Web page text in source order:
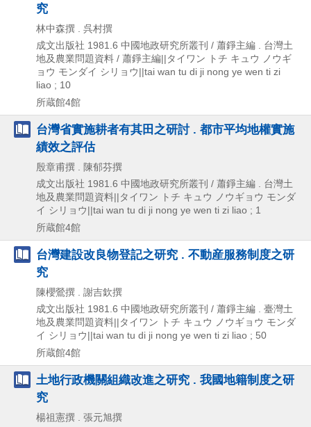
究
林中森撰 . 呉村撰
成文出版社 1981.6 中國地政研究所叢刊 / 蕭錚主編 . 台灣土
地及農業問題資料 / 蕭錚主編||タイワン トチ キュウ ノウギ
ョウ モンダイ シリョウ||tai wan tu di ji nong ye wen ti zi
liao ; 10
所蔵館4館
台灣省實施耕者有其田之研討 . 都市平均地權實施
績效之評估
殷章甫撰 . 陳郁芬撰
成文出版社 1981.6 中國地政研究所叢刊 / 蕭錚主編 . 台灣土
地及農業問題資料||タイワン トチ キュウ ノウギョウ モンダ
イ シリョウ||tai wan tu di ji nong ye wen ti zi liao ; 1
所蔵館4館
台灣建設改良物登記之研究 . 不動産服務制度之研
究
陳櫻鶯撰 . 謝吉欽撰
成文出版社 1981.6 中國地政研究所叢刊 / 蕭錚主編 . 臺灣土
地及農業問題資料||タイワン トチ キュウ ノウギョウ モンダ
イ シリョウ||tai wan tu di ji nong ye wen ti zi liao ; 50
所蔵館4館
土地行政機關組織改進之研究 . 我國地籍制度之研
究
楊祖憲撰 . 張元旭撰